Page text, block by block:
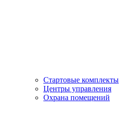
Стартовые комплекты
Центры управления
Охрана помещений